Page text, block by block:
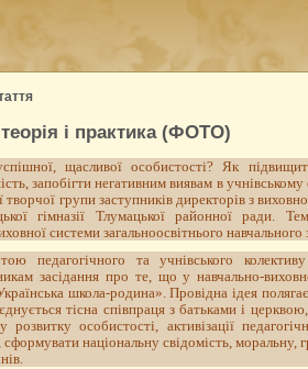
і практика (ФОТО)
щасливої особистості? Як
запобігти негативним виявам в
групи заступників директорів з
гімназії Тлумацької районної ради.
системи загальноосвітнього навчального
педагогічного та учнівського
засідання про те, що у навчально-
школа-родина». Провідна ідея
тісна співпраця з батьками і
особистості, активізації
сформувати національну свідомість, моральну,